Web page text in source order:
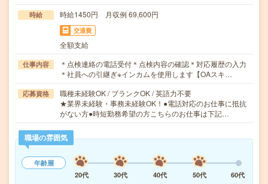
時給 時給1450円 月収例 69,600円
交通費
全額支給
仕事内容
＊点検連絡の電話受付＊点検内容の確認＊対応履歴の入力
＊社員への引継ぎ※インカムを使用します【OAスキ…
応募資格
職種未経験OK / ブランクOK / 英語力不要
★業界未経験・事務未経験OK！●電話対応のお仕事に抵抗
がない方●時短勤務希望の方こちらのお仕事は下記…
職場の雰囲気
年齢層
20代
30代 40代 50代
60代